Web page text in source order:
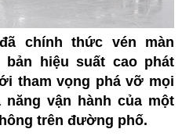
chính thức vén màn
bản hiệu suất cao phát
tham vọng phá vỡ mọi
vận hành của một
trên đường phố.